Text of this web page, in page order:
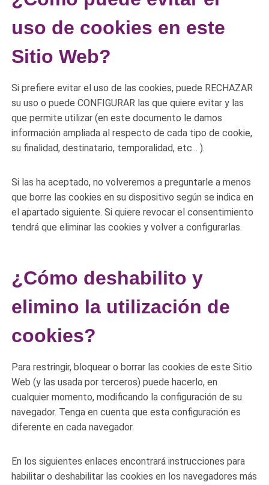
uso de cookies en este
Sitio Web?
Si prefiere evitar el uso de las cookies, puede RECHAZAR
su uso o puede CONFIGURAR las que quiere evitar y las
que permite utilizar (en este documento le damos
información ampliada al respecto de cada tipo de cookie,
su finalidad, destinatario, temporalidad, etc... ).
Si las ha aceptado, no volveremos a preguntarle a menos
que borre las cookies en su dispositivo según se indica en
el apartado siguiente. Si quiere revocar el consentimiento
tendrá que eliminar las cookies y volver a configurarlas.
¿Cómo deshabilito y
elimino la utilización de
cookies?
Para restringir, bloquear o borrar las cookies de este Sitio
Web (y las usada por terceros) puede hacerlo, en
cualquier momento, modificando la configuración de su
navegador. Tenga en cuenta que esta configuración es
diferente en cada navegador.
En los siguientes enlaces encontrará instrucciones para
habilitar o deshabilitar las cookies en los navegadores más